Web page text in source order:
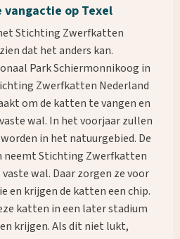
vangactie op Texel
Stichting Zwerfkatten
dat het anders kan.
Park Schiermonnikoog in
Zwerfkatten Nederland
om de katten te vangen en
wal. In het voorjaar zullen
in het natuurgebied. De
neemt Stichting Zwerfkatten
wal. Daar zorgen ze voor
en krijgen de katten een chip.
katten in een later stadium
krijgen. Als dit niet lukt,